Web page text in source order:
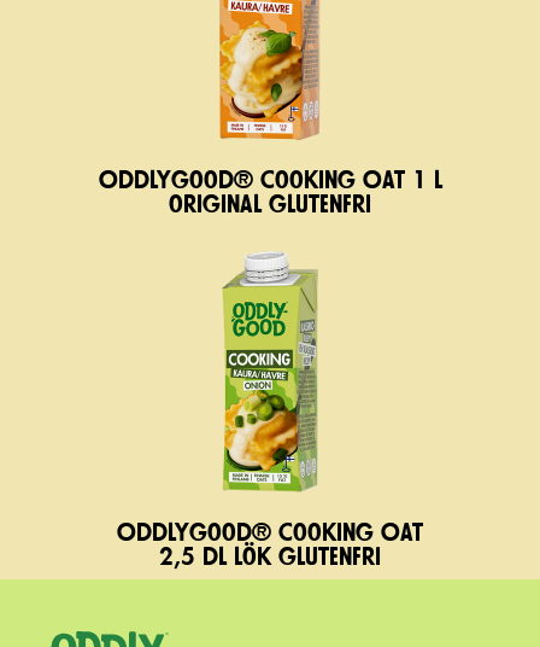
Oddlygood® Cooking Oat 1 l
original glutenfri
Oddlygood® Cooking Oat
2,5 dl lök glutenfri